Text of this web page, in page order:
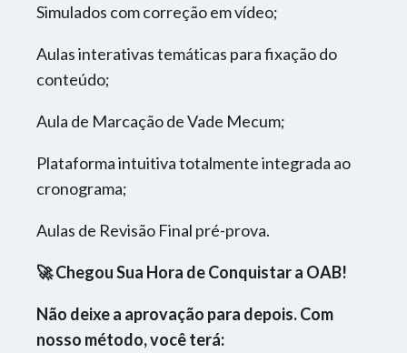
Simulados com correção em vídeo;
Aulas interativas temáticas para fixação do
conteúdo;
Aula de Marcação de Vade Mecum;
Plataforma intuitiva totalmente integrada ao
cronograma;
Aulas de Revisão Final pré-prova.
🚀 Chegou Sua Hora de Conquistar a OAB!
Não deixe a aprovação para depois. Com
nosso método, você terá: